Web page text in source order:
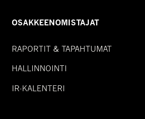
OSAKKEENOMISTAJAT
RAPORTIT & TAPAHTUMAT
HALLINNOINTI
IR-KALENTERI